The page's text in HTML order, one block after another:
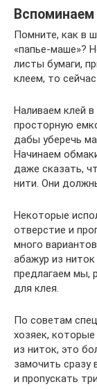
Помните, как в
«папье-маше»?
листы бумаги,
клеем, то
Наливаем клей
просторную
дабы уберечь
Начинаем
даже сказать,
нити. Они
Некоторые
отверстие и
много
абажур из
предлагаем мы,
для клея.
По советам
хозяек,
из ниток, это
замочить сразу
и пропускать